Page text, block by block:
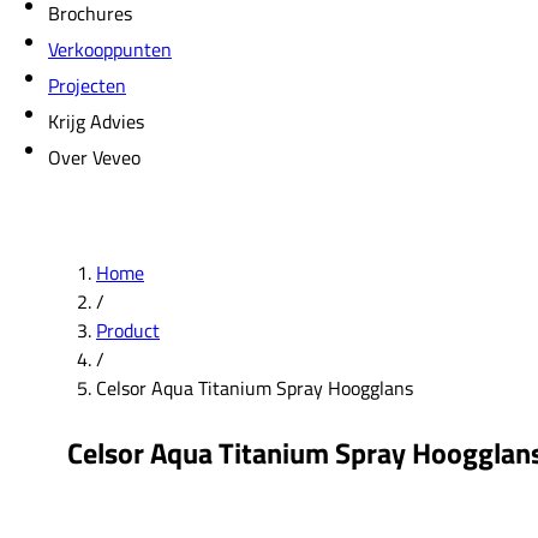
Brochures
Verkooppunten
Projecten
Krijg Advies
Over Veveo
Home
/
Product
/
Celsor Aqua Titanium Spray Hoogglans
Celsor Aqua Titanium Spray